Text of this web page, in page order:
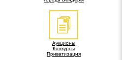
Аукционы
Конкурсы
Приватизация